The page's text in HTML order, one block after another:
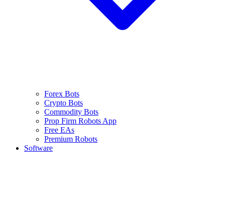
Forex Bots
Crypto Bots
Commodity Bots
Prop Firm Robots App
Free EAs
Premium Robots
Software